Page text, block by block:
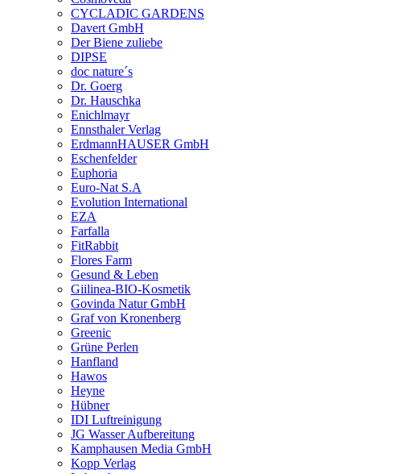
CYCLADIC GARDENS
Davert GmbH
Der Biene zuliebe
DIPSE
doc nature´s
Dr. Goerg
Dr. Hauschka
Enichlmayr
Ennsthaler Verlag
ErdmannHAUSER GmbH
Eschenfelder
Euphoria
Euro-Nat S.A
Evolution International
EZA
Farfalla
FitRabbit
Flores Farm
Gesund & Leben
Giilinea-BIO-Kosmetik
Govinda Natur GmbH
Graf von Kronenberg
Greenic
Grüne Perlen
Hanfland
Hawos
Heyne
Hübner
IDI Luftreinigung
JG Wasser Aufbereitung
Kamphausen Media GmbH
Kopp Verlag